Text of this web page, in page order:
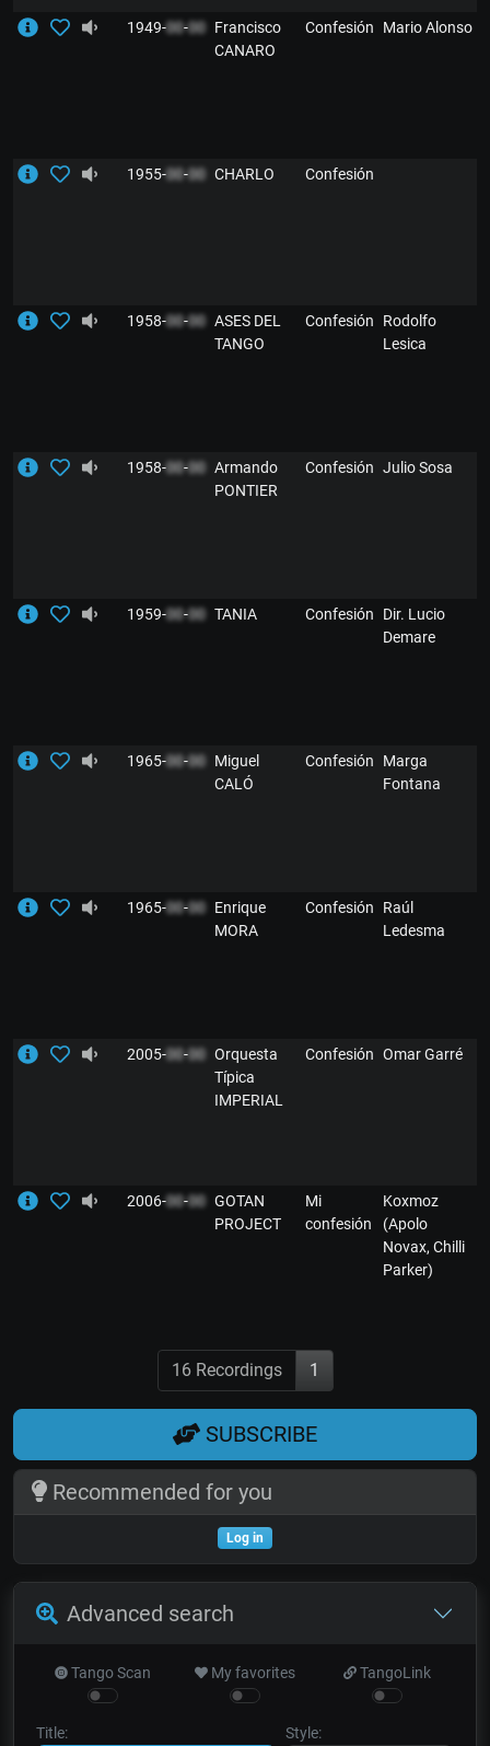
1949-00-00
Francisco
CANARO
Confesión Mario Alonso
1955-00-00 CHARLO Confesión
1958-00-00 ASES DEL
TANGO
Confesión
Rodolfo
Lesica
1958-00-00 Armando
PONTIER
Confesión Julio Sosa
1959-00-00 TANIA Confesión
Dir. Lucio
Demare
1965-00-00
Miguel
CALÓ
Confesión
Marga
Fontana
1965-00-00
Enrique
MORA
Confesión
Raúl
Ledesma
2005-00-00 Orquesta
Típica
IMPERIAL
Confesión Omar Garré
2006-00-00 GOTAN
PROJECT
Mi
confesión
Koxmoz
(Apolo
Novax, Chilli
Parker)
16 Recordings 1
SUBSCRIBE
Recommended for you
Log in
Advanced search
Tango Scan My favorites TangoLink
Title: Style: